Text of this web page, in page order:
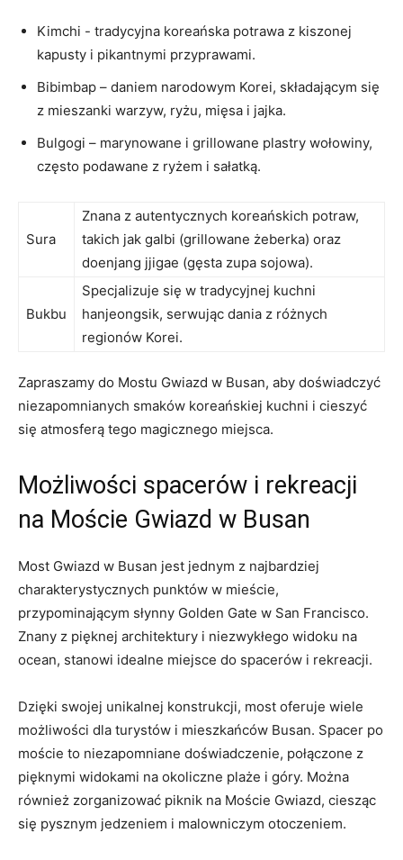
Kimchi ​- tradycyjna koreańska potrawa z kiszonej
kapusty​ i pikantnymi przyprawami.
Bibimbap – daniem narodowym Korei, składającym się
z⁢ mieszanki warzyw, ryżu, mięsa i jajka.
Bulgogi – marynowane i grillowane plastry wołowiny,
często podawane z ryżem i sałatką.
Sura
Znana​ z autentycznych koreańskich potraw,
takich jak⁤ galbi (grillowane żeberka) oraz
doenjang jjigae (gęsta zupa sojowa).
Bukbu
Specjalizuje się w tradycyjnej kuchni
hanjeongsik, serwując dania‍ z różnych
regionów Korei.
Zapraszamy do Mostu Gwiazd w Busan,‍ aby⁣ doświadczyć
niezapomnianych ​smaków koreańskiej kuchni i cieszyć
się atmosferą tego magicznego ⁤miejsca.
Możliwości spacerów i rekreacji‌
na Moście Gwiazd w ⁣Busan
Most Gwiazd w Busan jest jednym z najbardziej
charakterystycznych⁤ punktów w mieście,
przypominającym słynny Golden Gate ⁤w San Francisco.
Znany z pięknej architektury i niezwykłego widoku ​na
ocean, stanowi idealne miejsce do spacerów i rekreacji.
Dzięki swojej unikalnej konstrukcji, most oferuje wiele
możliwości dla turystów i‍ mieszkańców Busan. Spacer po
moście to niezapomniane doświadczenie, połączone z
pięknymi widokami‍ na okoliczne plaże i góry. Można
również ‌zorganizować piknik na Moście Gwiazd,​ ciesząc
⁣się pysznym jedzeniem i malowniczym otoczeniem.